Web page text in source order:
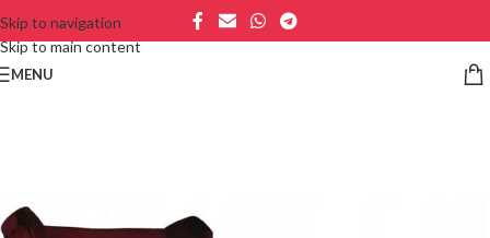
Skip to navigation
Skip to main content
MENU